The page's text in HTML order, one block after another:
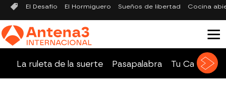
El Desafío El Hormiguero Sueños de libertad Cocina
La ruleta de la suerte Pasapalabra Tu Cara Me